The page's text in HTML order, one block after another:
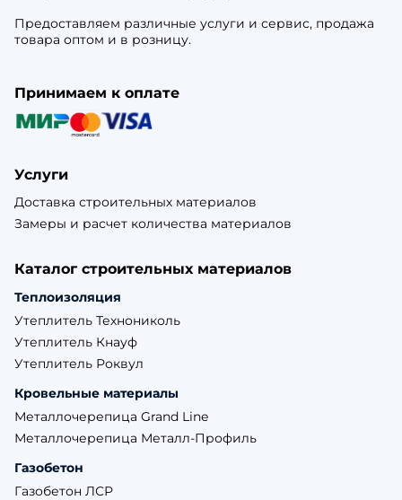
Предоставляем различные услуги и сервис, продажа
товара оптом и в розницу.
Принимаем к оплате
Услуги
Доставка строительных материалов
Замеры и расчет количества материалов
Каталог строительных материалов
Теплоизоляция
Утеплитель Технониколь
Утеплитель Кнауф
Утеплитель Роквул
Кровельные материалы
Металлочерепица Grand Line
Металлочерепица Металл-Профиль
Газобетон
Газобетон ЛСР